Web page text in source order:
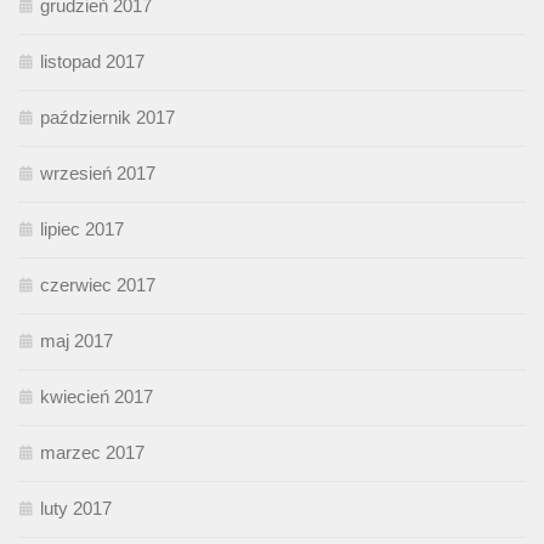
grudzień 2017
listopad 2017
październik 2017
wrzesień 2017
lipiec 2017
czerwiec 2017
maj 2017
kwiecień 2017
marzec 2017
luty 2017